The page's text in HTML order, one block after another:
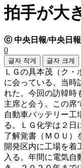
拍手が大
ⓒ 中央日報/中央日
0
글자 작게 글자 크게
ＬＧの具本茂（ク
に会っている。当時
れた。今回の訪韓時
主席と会う。この席
自動車バッテリー工
る。ＬＧ化学は２日
了解覚書（ＭＯＵ）
開発区内に工場を着
入る。年間に電気自